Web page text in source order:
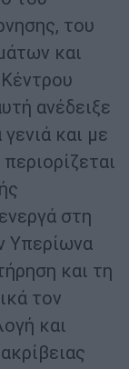
του
και
ανέδειξε
και με
στη
Υπερίωνα
και τη
τον
και